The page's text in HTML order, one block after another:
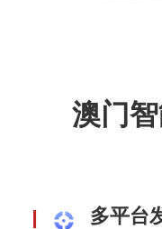
澳门
多平台